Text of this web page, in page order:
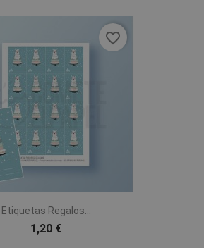
Etiquetas Regalos...
1,20 €
favorite_border